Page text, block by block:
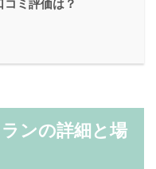
ミ評価は？
ンの詳細と場